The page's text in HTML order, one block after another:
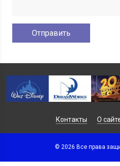
Контакты О
© 2026 Все права